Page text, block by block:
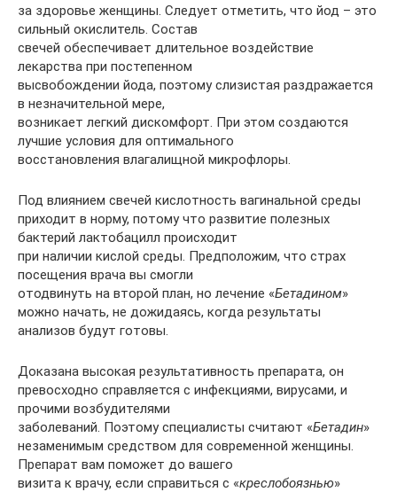
за здоровье женщины. Следует отметить, что йод – это
сильный окислитель. Состав
свечей обеспечивает длительное воздействие
лекарства при постепенном
высвобождении йода, поэтому слизистая раздражается
в незначительной мере,
возникает легкий дискомфорт. При этом создаются
лучшие условия для оптимального
восстановления влагалищной микрофлоры.
Под влиянием свечей кислотность вагинальной среды
приходит в норму, потому что развитие полезных
бактерий лактобацилл происходит
при наличии кислой среды. Предположим, что страх
посещения врача вы смогли
отодвинуть на второй план, но лечение «Бетадином»
можно начать, не дожидаясь, когда результаты
анализов будут готовы.
Доказана высокая результативность препарата, он
превосходно справляется с инфекциями, вирусами, и
прочими возбудителями
заболеваний. Поэтому специалисты считают «Бетадин»
незаменимым средством для современной женщины.
Препарат вам поможет до вашего
визита к врачу, если справиться с «креслобоязнью»